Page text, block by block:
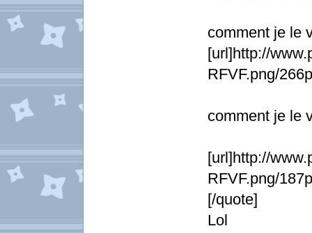
comment je le
[url]http://
RFVF.png/
comment je le
[url]http://
RFVF.png/
[/quote]
Lol